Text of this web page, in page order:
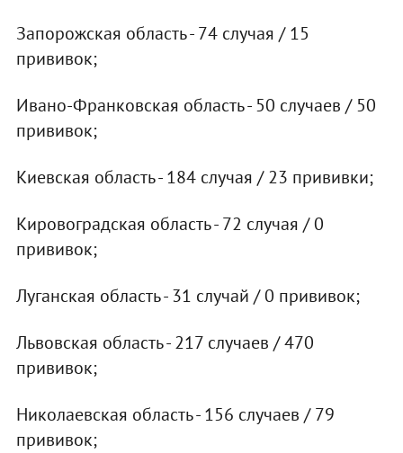
Запорожская область - 74 случая / 15
прививок;
Ивано-Франковская область - 50 случаев / 50
прививок;
Киевская область - 184 случая / 23 прививки;
Кировоградская область - 72 случая / 0
прививок;
Луганская область - 31 случай / 0 прививок;
Львовская область - 217 случаев / 470
прививок;
Николаевская область - 156 случаев / 79
прививок;